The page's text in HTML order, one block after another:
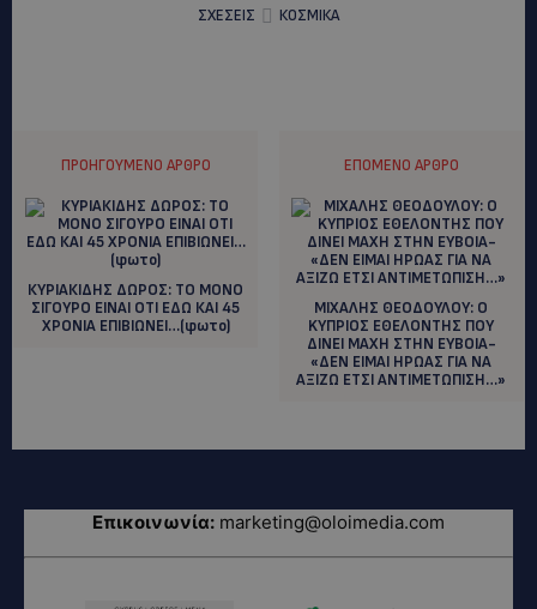
ΣΧΕΣΕΙΣ
ΚΟΣΜΙΚΑ
ΠΡΟΗΓΟΎΜΕΝΟ ΆΡΘΡΟ
ΚΥΡΙΑΚΙΔΗΣ ΔΩΡΟΣ: ΤΟ ΜΟΝΟ
ΣΙΓΟΥΡΟ ΕΙΝΑΙ ΟΤΙ ΕΔΩ ΚΑΙ 45
ΧΡΟΝΙΑ ΕΠΙΒΙΩΝΕΙ…(φωτο)
ΕΠΌΜΕΝΟ ΆΡΘΡΟ
ΜΙΧΑΛΗΣ ΘΕΟΔΟΥΛΟΥ: O
KYΠΡΙΟΣ ΕΘΕΛΟΝΤΗΣ ΠΟΥ
ΔΙΝΕΙ ΜΑΧΗ ΣΤΗΝ ΕΥΒΟΙΑ-
«ΔΕΝ ΕΙΜΑΙ ΗΡΩΑΣ ΓΙΑ ΝΑ
ΑΞΙΖΩ ΕΤΣΙ ΑΝΤΙΜΕΤΩΠΙΣΗ…»
Επικοινωνία: marketing@oloimedia.com